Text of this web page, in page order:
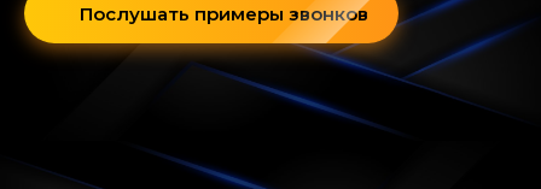
Послушать примеры звонков